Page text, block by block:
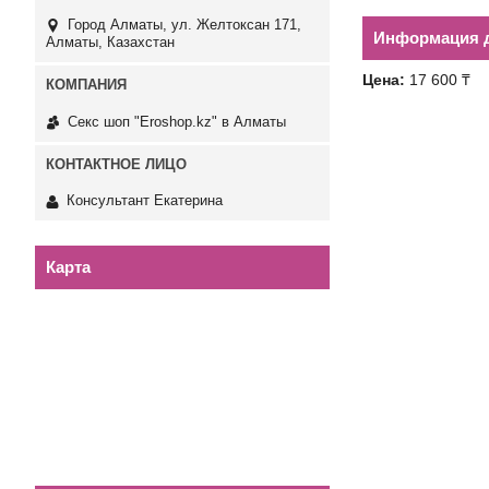
Информация
Цена: 17 600 ₸
Город Алматы, ул. Желтоксан 171,
Алматы, Казахстан
Секс шоп "Eroshop.kz" в Алматы
Консультант Екатерина
Карта